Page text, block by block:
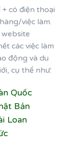
có điện thoại
việc làm.
website
các việc làm
động và du
cụ thể như:
Quốc
Bản
Loan